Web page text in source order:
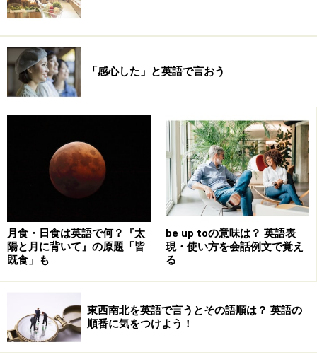
「感心した」と英語で言おう
月食・日食は英語で何？『太
陽と月に背いて』の原題「皆
既食」も
be up toの意味は？ 英語表
現・使い方を会話例文で覚え
る
東西南北を英語で言うとその語順は？ 英語の
順番に気をつけよう！